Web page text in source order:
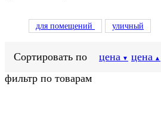
для помещений уличный
Сортировать по цена ▼ цена ▲
фильтр по товарам